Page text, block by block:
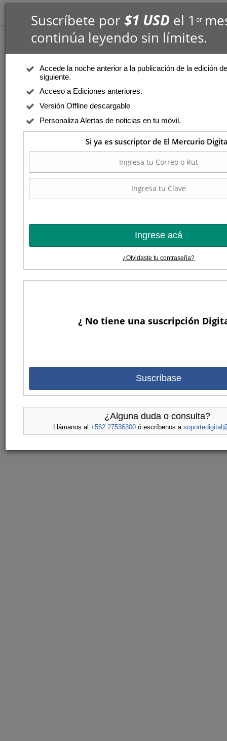
Suscríbete por$1 USD el 1er
continúa leyendo sin límites.
Accede la noche anterior a la publicación de la edición
siguiente.
Acceso a Ediciones anteriores.
Versión Offline descargable
Personaliza Alertas de noticias en tu móvil.
Si ya es suscriptor de El Mercurio
Ingrese acá
¿Olvidaste tu contraseña?
¿ No tiene una suscripción
Suscríbase
¿Alguna duda o consulta?
Llámanos al +562 27536300ó escríbenos a